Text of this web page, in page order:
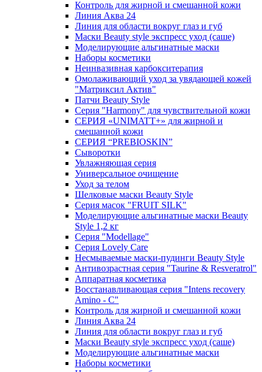
Контроль для жирной и смешанной кожи
Линия Аква 24
Линия для области вокруг глаз и губ
Маски Beauty style экспресс уход (саше)
Моделирующие альгинатные маски
Наборы косметики
Неинвазивная карбокситерапия
Омолаживающий уход за увядающей кожей
"Матриксил Актив"
Патчи Beauty Style
Серия "Harmony" для чувствительной кожи
СЕРИЯ «UNIMATT+» для жирной и
смешанной кожи
СЕРИЯ “PREBIOSKIN”
Сыворотки
Увлажняющая серия
Универсальное очищение
Уход за телом
Шелковые маски Beauty Style
Серия масок "FRUIT SILK"
Моделирующие альгинатные маски Beauty
Style 1,2 кг
Серия "Modellage"
Cерия Lovely Care
Несмываемые маски-пудинги Beauty Style
Антивозрастная серия "Taurine & Resveratrol"
Аппаратная косметика
Восстанавливающая серия "Intens recovery
Amino - C"
Контроль для жирной и смешанной кожи
Линия Аква 24
Линия для области вокруг глаз и губ
Маски Beauty style экспресс уход (саше)
Моделирующие альгинатные маски
Наборы косметики